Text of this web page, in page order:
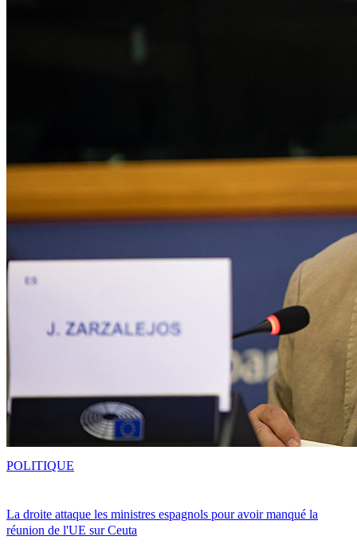
La droite attaque les ministres espagnols pour avoir manqué la
réunion de l'UE sur Ceuta
POLITIQUE